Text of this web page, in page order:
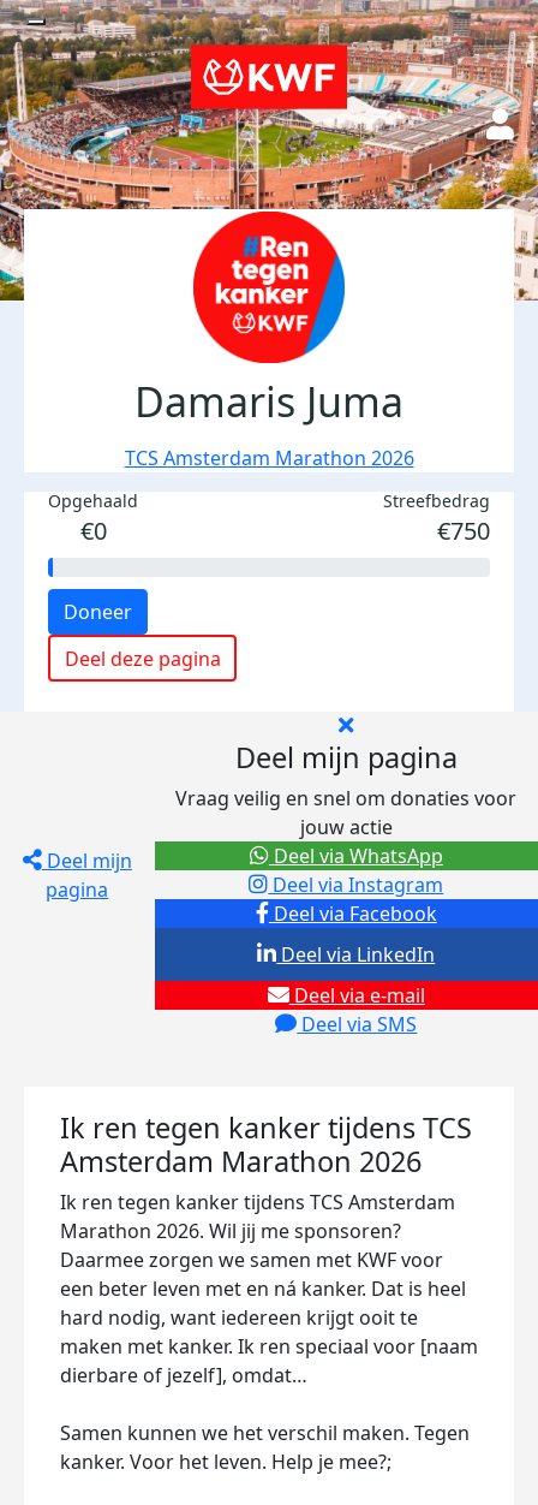
Damaris Juma
TCS Amsterdam Marathon 2026
Opgehaald
€0
Streefbedrag
€750
Doneer
Deel deze pagina
Deel mijn
pagina
Deel mijn pagina
Vraag veilig en snel om donaties voor
jouw actie
Deel via Facebook
Deel via Instagram
Deel via e-mail
Deel via SMS
Deel via LinkedIn
Deel via WhatsApp
Ik ren tegen kanker tijdens TCS
Amsterdam Marathon 2026
Ik ren tegen kanker tijdens TCS Amsterdam
Marathon 2026. Wil jij me sponsoren?
Daarmee zorgen we samen met KWF voor
een beter leven met en ná kanker. Dat is heel
hard nodig, want iedereen krijgt ooit te
maken met kanker. Ik ren speciaal voor [naam
dierbare of jezelf], omdat…
Samen kunnen we het verschil maken. Tegen
kanker. Voor het leven. Help je mee?;